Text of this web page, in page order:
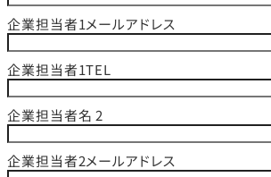
企業担当者1メールアドレス
企業担当者1TEL
企業担当者名 2
企業担当者2メールアドレス